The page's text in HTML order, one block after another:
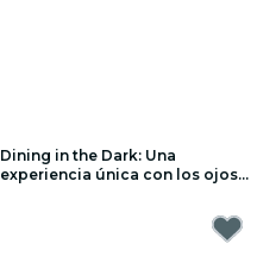
Dining in the Dark: Una
experiencia única con los ojos